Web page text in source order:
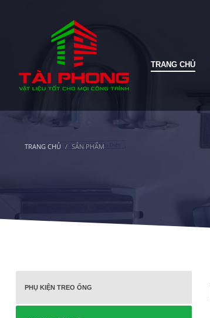
TRANG CHỦ
TRANG CHỦ SẢN PHẨM
PHỤ KIỆN TREO ỐNG